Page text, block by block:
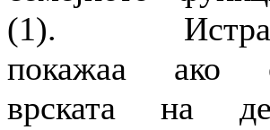
(1).
покажаа ако
врската на